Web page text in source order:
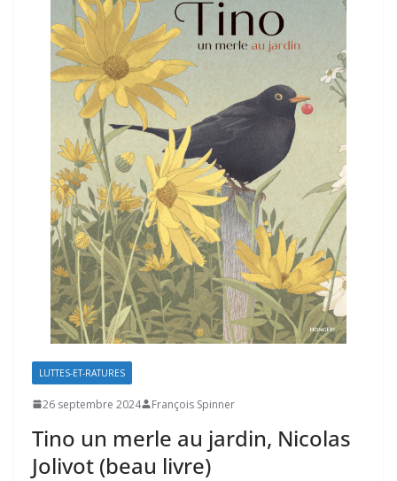
LUTTES-ET-RATURES
26 septembre 2024 François Spinner
Tino un merle au jardin, Nicolas
Jolivot (beau livre)